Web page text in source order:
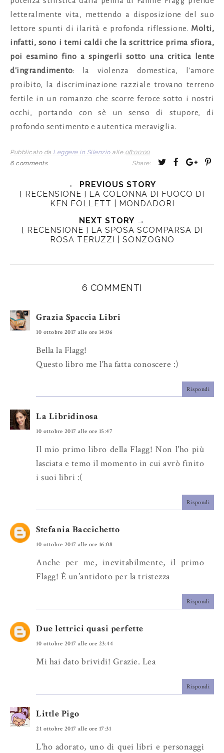
letteralmente vita, mettendo a disposizione del suo
lettore spunti di ilarità e profonda riflessione. Molti,
infatti, sono i temi caldi che la scrittrice prima sfiora,
poi esamino fino a spingerli sotto una critica lente
d'ingrandimento: la violenza domestica, l'amore
proibito, la discriminazione razziale trovano terreno
fertile in un romanzo che scorre feroce sotto i nostri
occhi, portando con sè un senso di stupore, di
profondo sentimento e autentica meraviglia.
Pubblicato da Leggere in Silenzio alle 08:00:00
6 comments
Share:
T
e
T
h
s
r
O
n
a
r
O
n
o
← PREVIOUS STORY
[ RECENSIONE ] LA COLONNA DI FUOCO DI
KEN FOLLETT | MONDADORI
NEXT STORY →
[ RECENSIONE ] LA SPOSA SCOMPARSA DI
ROSA TERUZZI | SONZOGNO
6 COMMENTI
Grazia Spaccia Libri
10 ottobre 2017 alle ore 14:06
Bella la Flagg!
Questo libro me l'ha fatta conoscere :)
Rispondi
La Libridinosa
10 ottobre 2017 alle ore 15:47
Il mio primo libro della Flagg! Non l'ho più
lasciata e temo il momento in cui avrò finito
i suoi libri :(
Rispondi
Stefania Baccichetto
10 ottobre 2017 alle ore 16:08
Anche per me, inevitabilmente, il primo
Flagg! È un’antidoto per la tristezza
Rispondi
Due lettrici quasi perfette
10 ottobre 2017 alle ore 23:44
Mi hai dato brividi! Grazie. Lea
Rispondi
Little Pigo
21 ottobre 2017 alle ore 17:31
L'ho adorato, uno di quei libri e personaggi